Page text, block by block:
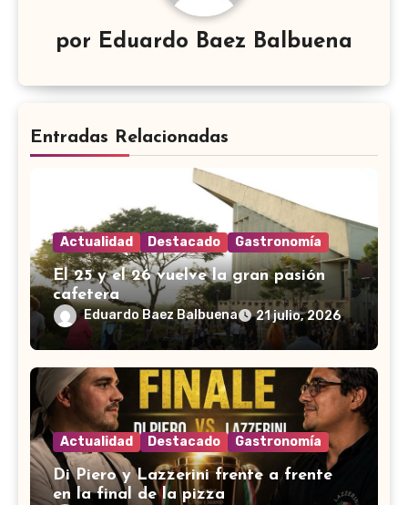
por Eduardo Baez Balbuena
Entradas Relacionadas
Actualidad Destacado Gastronomía
El 25 y el 26 vuelve la gran pasión
cafetera
Eduardo Baez Balbuena 21 julio, 2026
Actualidad Destacado Gastronomía
Di Piero y Lazzerini frente a frente
en la final de la pizza